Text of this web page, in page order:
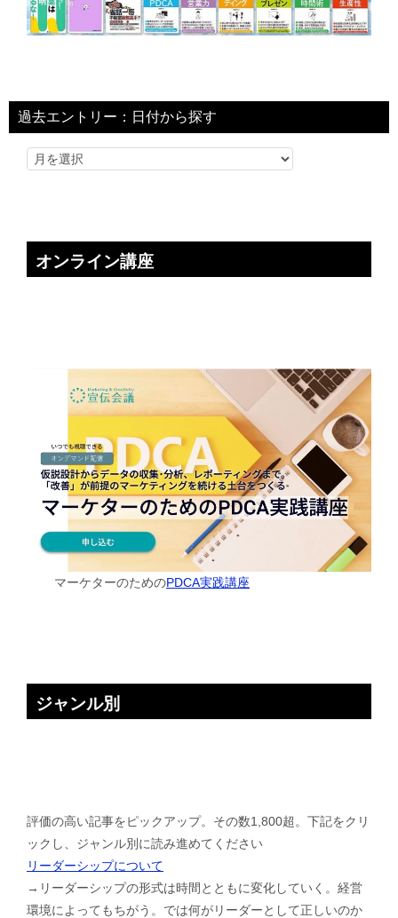
過去エントリー：日付から探す
オンライン講座
マーケターのためのPDCA実践講座
ジャンル別
評価の高い記事をピックアップ。その数1,800超。下記をクリ
ックし、ジャンル別に読み進めてください
リーダーシップについて
→リーダーシップの形式は時間とともに変化していく。経営
環境によってもちがう。では何がリーダーとして正しいのか